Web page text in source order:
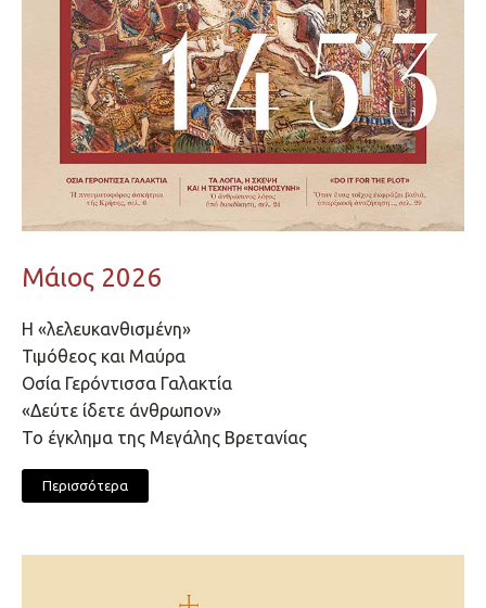
Μάιος 2026
Η «λελευκανθισμένη»
Τιμόθεος και Μαύρα
Οσία Γερόντισσα Γαλακτία
«Δεύτε ίδετε άνθρωπον»
Το έγκλημα της Μεγάλης Βρετανίας
Περισσότερα